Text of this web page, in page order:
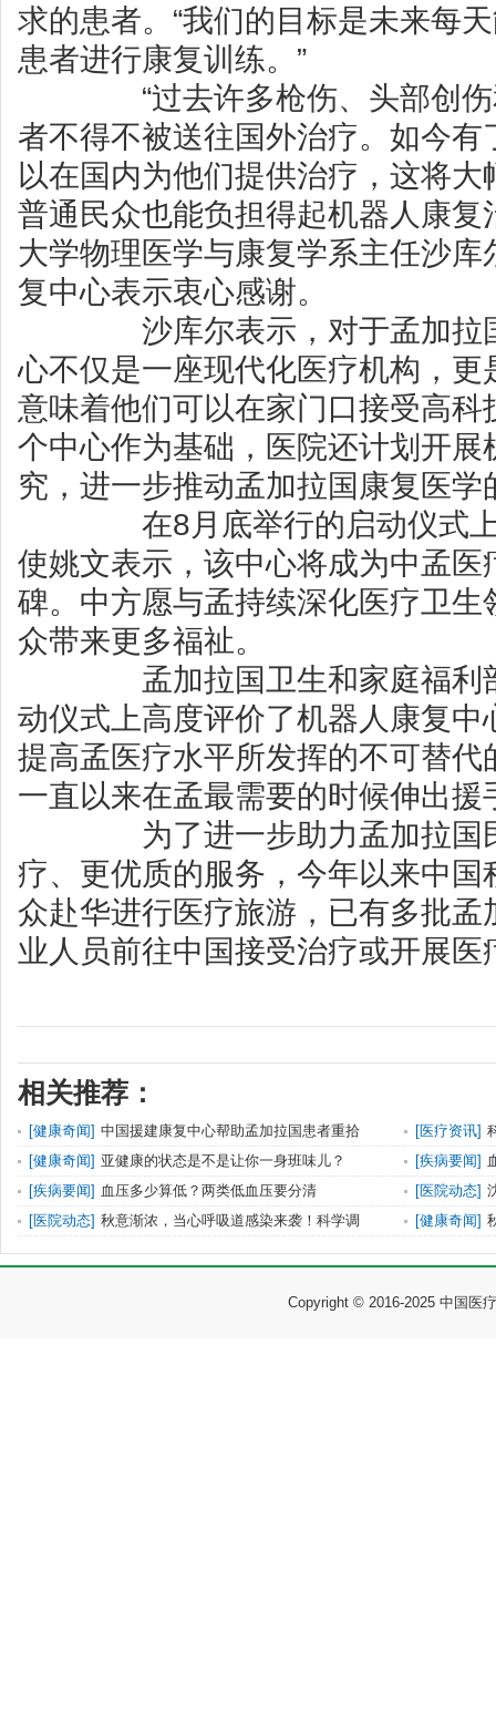
求的患者。“我们的目标是未来每
患者进行康复训练。”
“过去许多枪伤、头部创伤
者不得不被送往国外治疗。如今有
以在国内为他们提供治疗，这将
普通民众也能负担得起机器人康复
大学物理医学与康复学系主任沙
复中心表示衷心感谢。
沙库尔表示，对于孟加拉国
心不仅是一座现代化医疗机构，更
意味着他们可以在家门口接受高科
个中心作为基础，医院还计划开展
究，进一步推动孟加拉国康复医学
在8月底举行的启动仪式上
使姚文表示，该中心将成为中孟医
碑。中方愿与孟持续深化医疗卫生
众带来更多福祉。
孟加拉国卫生和家庭福利部
动仪式上高度评价了机器人康复中
提高孟医疗水平所发挥的不可替代
一直以来在孟最需要的时候伸出援
为了进一步助力孟加拉国民
疗、更优质的服务，今年以来中国
众赴华进行医疗旅游，已有多批孟
业人员前往中国接受治疗或开展医
相关推荐：
[健康奇闻] 中国援建康复中心帮助孟加拉国患者重拾 [医疗资讯]
[健康奇闻] 亚健康的状态是不是让你一身班味儿？ [疾病要闻]
[疾病要闻] 血压多少算低？两类低血压要分清 [医院动态]
[医院动态] 秋意渐浓，当心呼吸道感染来袭！科学调 [健康奇闻]
Copyright © 2016-2025 中国医